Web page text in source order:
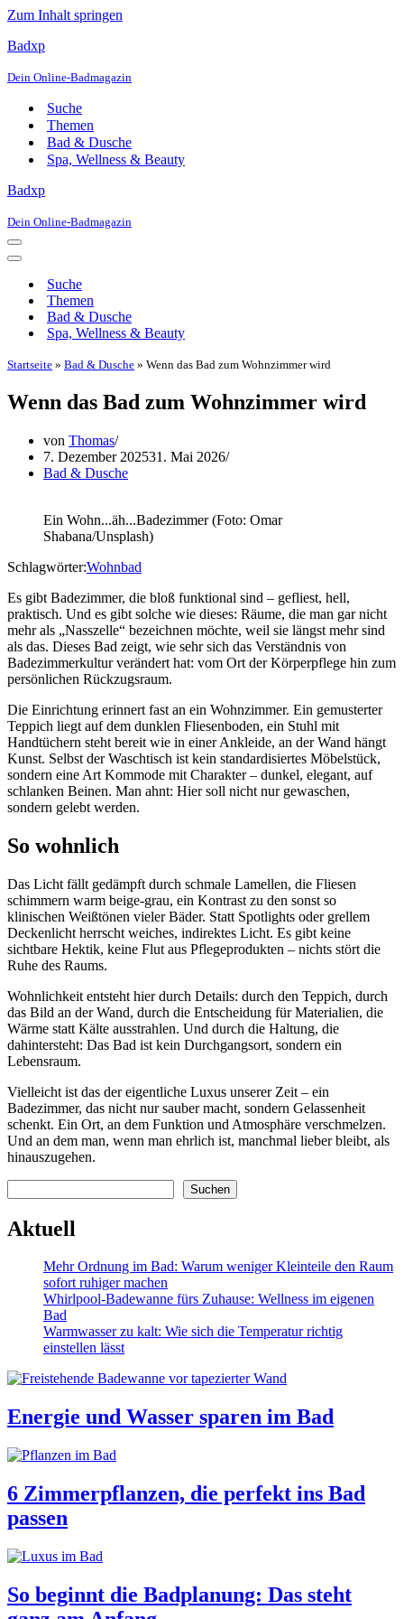
Zum Inhalt springen
Badxp
Dein Online-Badmagazin
Suche
Themen
Bad & Dusche
Spa, Wellness & Beauty
Badxp
Dein Online-Badmagazin
Navigationsmenü
Navigationsmenü
Suche
Themen
Bad & Dusche
Spa, Wellness & Beauty
Startseite » Bad & Dusche » Wenn das Bad zum Wohnzimmer wird
Wenn das Bad zum Wohnzimmer wird
von Thomas
7. Dezember 202531. Mai 2026
Bad & Dusche
Ein Wohn...äh...Badezimmer (Foto: Omar
Shabana/Unsplash)
Schlagwörter:Wohnbad
Es gibt Badezimmer, die bloß funktional sind – gefliest, hell,
praktisch. Und es gibt solche wie dieses: Räume, die man gar nicht
mehr als „Nasszelle“ bezeichnen möchte, weil sie längst mehr sind
als das. Dieses Bad zeigt, wie sehr sich das Verständnis von
Badezimmerkultur verändert hat: vom Ort der Körperpflege hin zum
persönlichen Rückzugsraum.
Die Einrichtung erinnert fast an ein Wohnzimmer. Ein gemusterter
Teppich liegt auf dem dunklen Fliesenboden, ein Stuhl mit
Handtüchern steht bereit wie in einer Ankleide, an der Wand hängt
Kunst. Selbst der Waschtisch ist kein standardisiertes Möbelstück,
sondern eine Art Kommode mit Charakter – dunkel, elegant, auf
schlanken Beinen. Man ahnt: Hier soll nicht nur gewaschen,
sondern gelebt werden.
So wohnlich
Das Licht fällt gedämpft durch schmale Lamellen, die Fliesen
schimmern warm beige-grau, ein Kontrast zu den sonst so
klinischen Weißtönen vieler Bäder. Statt Spotlights oder grellem
Deckenlicht herrscht weiches, indirektes Licht. Es gibt keine
sichtbare Hektik, keine Flut aus Pflegeprodukten – nichts stört die
Ruhe des Raums.
Wohnlichkeit entsteht hier durch Details: durch den Teppich, durch
das Bild an der Wand, durch die Entscheidung für Materialien, die
Wärme statt Kälte ausstrahlen. Und durch die Haltung, die
dahintersteht: Das Bad ist kein Durchgangsort, sondern ein
Lebensraum.
Vielleicht ist das der eigentliche Luxus unserer Zeit – ein
Badezimmer, das nicht nur sauber macht, sondern Gelassenheit
schenkt. Ein Ort, an dem Funktion und Atmosphäre verschmelzen.
Und an dem man, wenn man ehrlich ist, manchmal lieber bleibt, als
hinauszugehen.
Suchen
Aktuell
Mehr Ordnung im Bad: Warum weniger Kleinteile den Raum
sofort ruhiger machen
Whirlpool-Badewanne fürs Zuhause: Wellness im eigenen
Bad
Warmwasser zu kalt: Wie sich die Temperatur richtig
einstellen lässt
Energie und Wasser sparen im Bad
6 Zimmerpflanzen, die perfekt ins Bad
passen
So beginnt die Badplanung: Das steht